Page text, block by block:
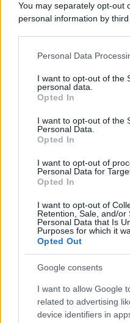
You may separately opt-out
personal information by
This information may also
disclose it to other third
Please note that this
services and may gather
not limited to your visit or
grant or deny consent to
consent section.
Personal Data
I want to opt-out of the
personal data.
Opted In
I want to opt-out of the
Personal Data.
Opted In
I want to opt-out of
Personal Data for
Opted In
I want to opt-out of
Retention, Sale, and/or
Personal Data that Is
Purposes for which it
Opted Out
Google consents
I want to allow Google
related to advertising
device identifiers in
Frasi